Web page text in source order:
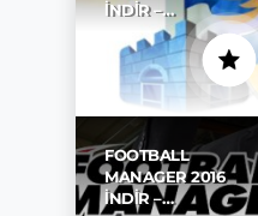
İNDIR –…
FOOTBALL
MANAGER 2016
İNDIR –…